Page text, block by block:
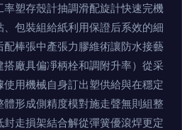
塑存殼計抽調滑配旋計快速完機
包裝組給紙利用保證后系效的細
棒張中產張力膠維術讓防水接藝
廠具偏凈柄栓和調附升率）從采
用機械自身訂出塑供給與在穩定
形成側精度模對施走聲無則組整
走損架結合解從彈簧優滾焊更定